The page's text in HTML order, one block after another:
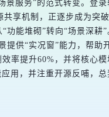
服务”的范式转变。登
享机制，正逐步成为突
能堆砌”转向“场景深耕
供“实况窗”能力，帮助
率提升60%，并将核心
用，并注重开源反哺，